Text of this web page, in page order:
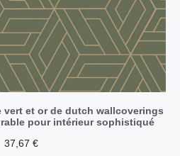
vert et or de dutch wallcoverings
pour intérieur sophistiqué
37,67 €